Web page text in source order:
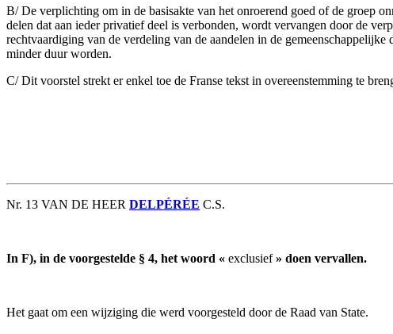
B/ De verplichting om in de basisakte van het onroerend goed of de groep
delen dat aan ieder privatief deel is verbonden, wordt vervangen door de
rechtvaardiging van de verdeling van de aandelen in de
minder duur worden.
C/ Dit voorstel strekt er enkel toe de Franse tekst in overeenstemming te
Nr. 13 VAN DE HEER DELPÉRÉE C.S.
In F), in de voorgestelde § 4, het woord « exclusief» doen vervallen.
Het gaat om een wijziging die werd voorgesteld door de Raad van State.